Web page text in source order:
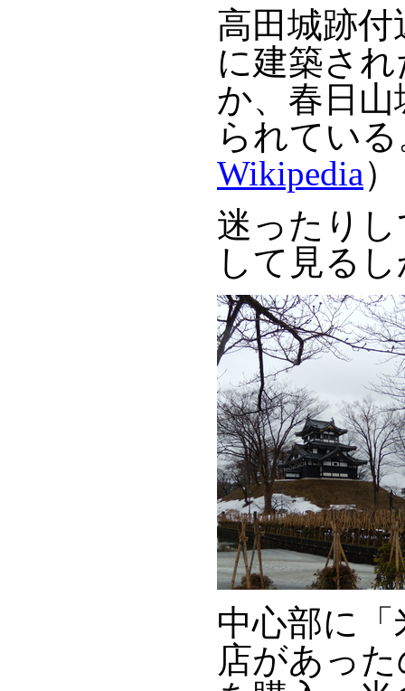
高田城跡
に建築さ
か、春日
られてい
Wikipedia）
迷ったり
して見る
中心部に
店があっ